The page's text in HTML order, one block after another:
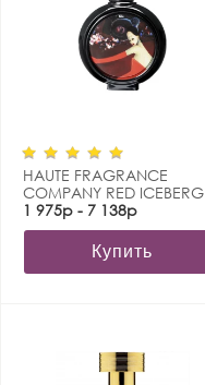
HAUTE FRAGRANCE
COMPANY RED ICEBERG
1 975р - 7 138р
Купить